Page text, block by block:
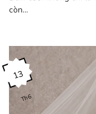
còn...
13
Th6